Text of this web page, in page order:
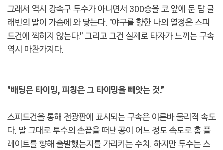
그래서 역시 강속구 투수가 아니면서 300승을 코 앞에 둔 탐 글
래빈의 말이 가슴에 와 닿는다. "야구를 향한 나의 열정은 스피
드건에 찍히지 않는다." 그리고 그건 실제로 타자가 느끼는 구속
역시 마찬가지다.
"배팅은 타이밍, 피칭은 그 타이밍을 빼앗는 것."
스피드건을 통해 전광판에 표시되는 구속은 이른바 물리적 속도
다. 말 그대로 투수의 손끝을 떠난 공이 어느 정도 속도로 홈 플
레이트를 향해 출발했는지를 가리키는 수치. 하지만 투수는 스